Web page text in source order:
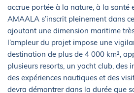
accrue portée à la nature, à la santé
AMAALA s’inscrit pleinement dans
ajoutant une dimension maritime
l’ampleur du projet impose une
destination de plus de 4 000 km²,
plusieurs resorts, un yacht club, des
des expériences nautiques et des
devra démontrer dans la durée que